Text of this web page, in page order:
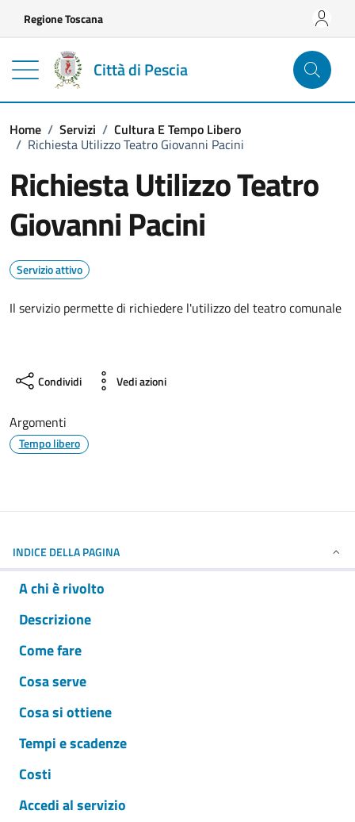
Regione Toscana
Città di Pescia
Home / Servizi / Cultura E Tempo Libero
/ Richiesta Utilizzo Teatro Giovanni Pacini
Richiesta Utilizzo Teatro
Giovanni Pacini
Servizio attivo
Il servizio permette di richiedere l'utilizzo del teatro comunale
Condividi Vedi azioni
Argomenti
Tempo libero
INDICE DELLA PAGINA
A chi è rivolto
Descrizione
Come fare
Cosa serve
Cosa si ottiene
Tempi e scadenze
Costi
Accedi al servizio